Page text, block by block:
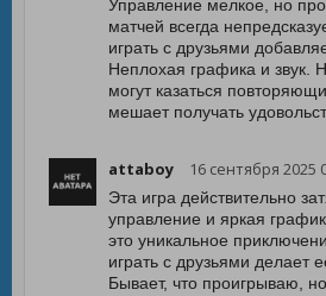
Управление мелкое, но
матчей всегда
играть с друзьями
Неплохая графика и звук.
могут казаться
мешает получать
attaboy 16 сентября 2025
Эта игра действительно
управление и яркая
это уникальное
играть с друзьями делает
Бывает, что проигрываю,